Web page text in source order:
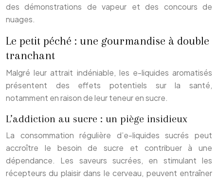
des démonstrations de vapeur et des concours de
nuages.
Le petit péché : une gourmandise à double
tranchant
Malgré leur attrait indéniable, les e-liquides aromatisés
présentent des effets potentiels sur la santé,
notamment en raison de leur teneur en sucre.
L’addiction au sucre : un piège insidieux
La consommation régulière d’e-liquides sucrés peut
accroître le besoin de sucre et contribuer à une
dépendance. Les saveurs sucrées, en stimulant les
récepteurs du plaisir dans le cerveau, peuvent entraîner